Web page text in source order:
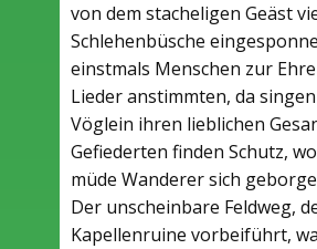
von dem stacheligen Geäst
Schlehenbüsche
einstmals Menschen zur
Lieder anstimmten, da
Vöglein ihren lieblichen
Gefiederten finden Schutz,
müde Wanderer sich
Der unscheinbare Feldweg,
Kapellenruine vorbeiführt,